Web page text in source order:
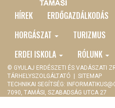
MAIN
MENU
HÍREK ERDŐGAZDÁLKODÁS
HORGÁSZAT
TURIZMUS
ERDEI ISKOLA
RÓLUNK
© GYULAJ ERDÉSZETI ÉS VADÁSZATI
TÁRHELYSZOLGÁLTATÓ
SITEMAP
TECHNIKAI SEGÍTSÉG:
7090, TAMÁSI, SZABADSÁG UTCA 27